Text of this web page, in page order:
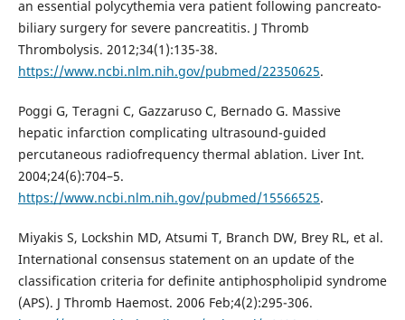
an essential polycythemia vera patient following pancreato-
biliary surgery for severe pancreatitis. J Thromb
Thrombolysis. 2012;34(1):135-38.
https://www.ncbi.nlm.nih.gov/pubmed/22350625.
Poggi G, Teragni C, Gazzaruso C, Bernado G. Massive
hepatic infarction complicating ultrasound-guided
percutaneous radiofrequency thermal ablation. Liver Int.
2004;24(6):704–5.
https://www.ncbi.nlm.nih.gov/pubmed/15566525.
Miyakis S, Lockshin MD, Atsumi T, Branch DW, Brey RL, et al.
International consensus statement on an update of the
classification criteria for definite antiphospholipid syndrome
(APS). J Thromb Haemost. 2006 Feb;4(2):295-306.